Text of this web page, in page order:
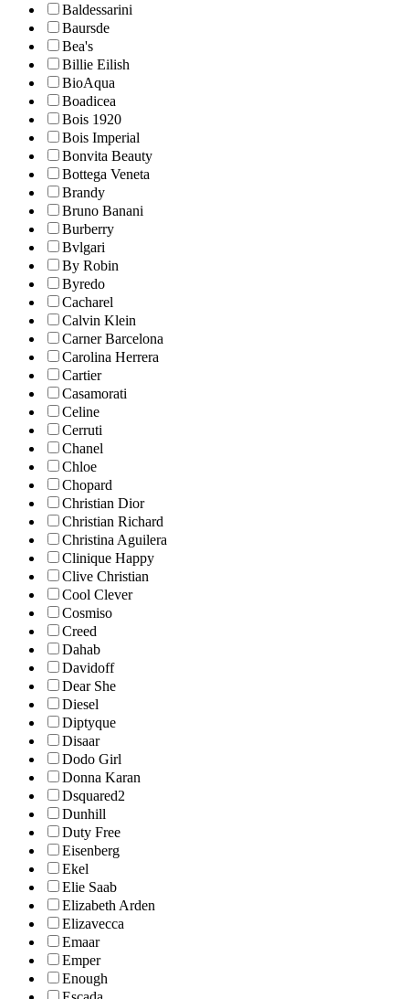
Baldessarini
Baursde
Bea's
Billie Eilish
BioAqua
Boadicea
Bois 1920
Bois Imperial
Bonvita Beauty
Bottega Veneta
Brandy
Bruno Banani
Burberry
Bvlgari
By Robin
Byredo
Cacharel
Calvin Klein
Carner Barcelona
Carolina Herrera
Cartier
Casamorati
Celine
Cerruti
Chanel
Chloe
Chopard
Christian Dior
Christian Richard
Christina Aguilera
Clinique Happy
Clive Christian
Cool Clever
Cosmiso
Creed
Dahab
Davidoff
Dear She
Diesel
Diptyque
Disaar
Dodo Girl
Donna Karan
Dsquared2
Dunhill
Duty Free
Eisenberg
Ekel
Elie Saab
Elizabeth Arden
Elizavecca
Emaar
Emper
Enough